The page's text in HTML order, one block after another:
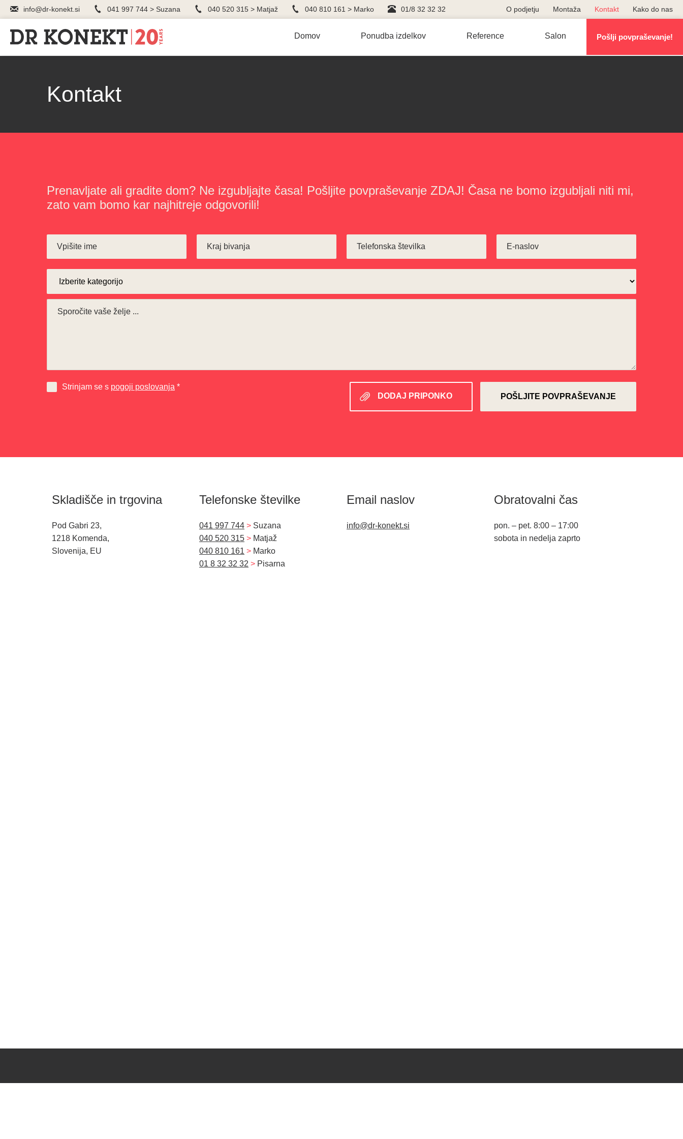
info@dr-konekt.si 041 997 744 > Suzana 040 520 315 > Matjaž 040 810 161 > Marko 01/8 32 32 32 O podjetju Montaža Kontakt Kako do nas
Domov Ponudba izdelkov Reference Salon Pošlji povpraševanje!
Kontakt
Prenavljate ali gradite dom? Ne izgubljajte časa! Pošljite povpraševanje ZDAJ! Časa ne bomo izgubljali niti mi,
zato vam bomo kar najhitreje odgovorili!
Strinjam se s pogoji poslovanja *
DODAJ PRIPONKO
Skladišče in trgovina
Pod Gabri 23,
1218 Komenda,
Slovenija, EU
Telefonske številke
041 997 744 > Suzana
040 520 315 > Matjaž
040 810 161 > Marko
01 8 32 32 32 > Pisarna
Email naslov
info@dr-konekt.si
Obratovalni čas
pon. – pet. 8:00 – 17:00
sobota in nedelja zaprto